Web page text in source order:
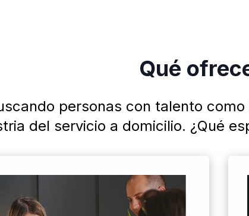
Qué
personas con talento
del servicio a domicilio. ¿Qué